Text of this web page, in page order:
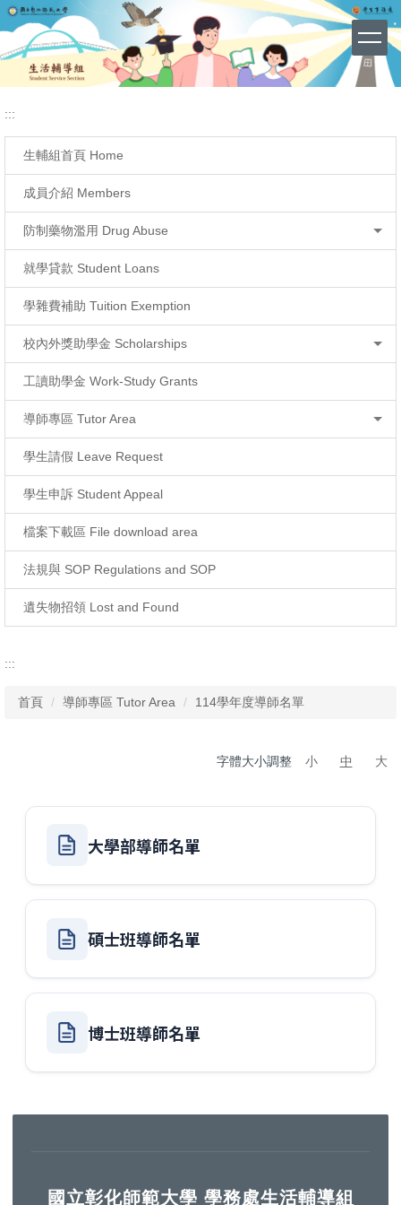
跳
到
主
內
114學年度導師名單
網站導覽 (Site Map)
:::
生輔組首頁 Home
成員介紹 Members
防制藥物濫用 Drug Abuse
就學貸款 Student Loans
學雜費補助 Tuition Exemption
校內外獎助學金 Scholarships
工讀助學金 Work-Study Grants
導師專區 Tutor Area
學生請假 Leave Request
學生申訴 Student Appeal
檔案下載區 File download area
法規與 SOP Regulations and SOP
遺失物招領 Lost and Found
:::
首頁 導師專區 Tutor Area 114學年度導師名單
字體大小調整 小 中 大
大學部導師名單
碩士班導師名單
博士班導師名單
國立彰化師範大學 學務處生活輔導組